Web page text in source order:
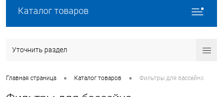
Каталог товаров
Уточнить раздел
Главная страница • Каталог товаров • Фильтры для бассейна